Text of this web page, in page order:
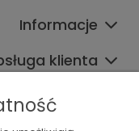
Informacje
klienta
Współpraca